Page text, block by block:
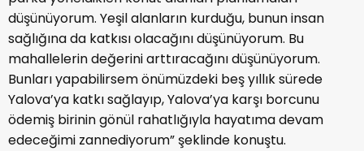
düşünüyorum. Yeşil alanların kurduğu, bunun insan
sağlığına da katkısı olacağını düşünüyorum. Bu
mahallelerin değerini arttıracağını düşünüyorum.
Bunları yapabilirsem önümüzdeki beş yıllık sürede
Yalova’ya katkı sağlayıp, Yalova’ya karşı borcunu
ödemiş birinin gönül rahatlığıyla hayatıma devam
edeceğimi zannediyorum” şeklinde konuştu.